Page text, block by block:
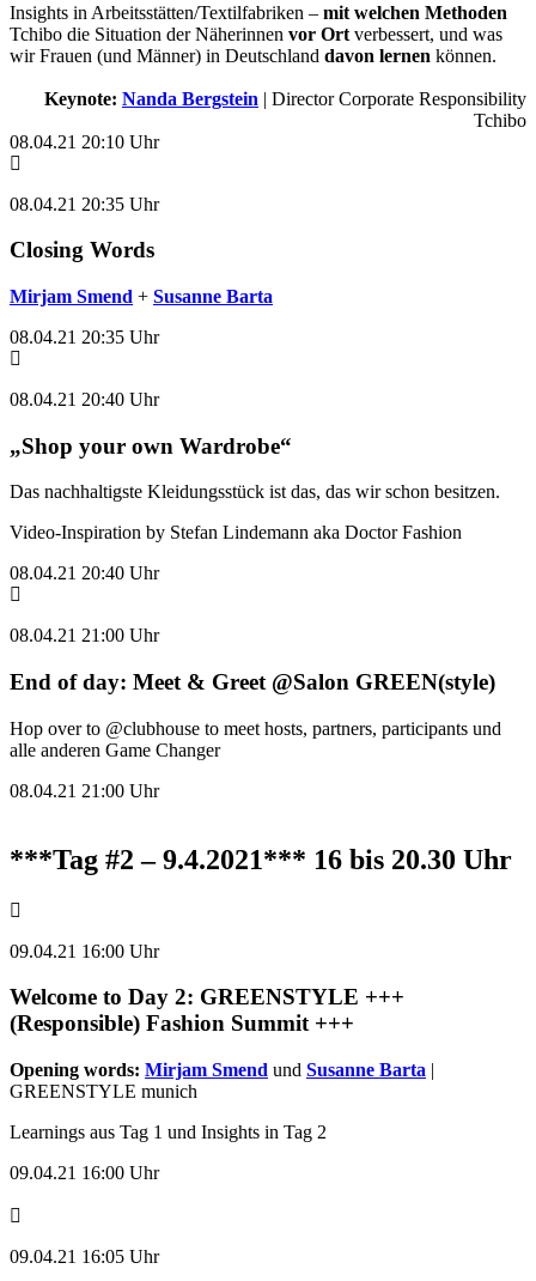
Insights in Arbeitsstätten/Textilfabriken – mit welchen Methoden
Tchibo die Situation der Näherinnen vor Ort verbessert, und was
wir Frauen (und Männer) in Deutschland davon lernen können.
Keynote: Nanda Bergstein | Director Corporate Responsibility
Tchibo
08.04.21 20:10 Uhr
08.04.21 20:35 Uhr
Closing Words
Mirjam Smend + Susanne Barta
08.04.21 20:35 Uhr
08.04.21 20:40 Uhr
„Shop your own Wardrobe“
Das nachhaltigste Kleidungsstück ist das, das wir schon besitzen.
Video-Inspiration by Stefan Lindemann aka Doctor Fashion
08.04.21 20:40 Uhr
08.04.21 21:00 Uhr
End of day: Meet & Greet @Salon GREEN(style)
Hop over to @clubhouse to meet hosts, partners, participants und
alle anderen Game Changer
08.04.21 21:00 Uhr
***Tag #2 – 9.4.2021*** 16 bis 20.30 Uhr
09.04.21 16:00 Uhr
Welcome to Day 2: GREENSTYLE +++
(Responsible) Fashion Summit +++
Opening words: Mirjam Smend und Susanne Barta |
GREENSTYLE munich
Learnings aus Tag 1 und Insights in Tag 2
09.04.21 16:00 Uhr
09.04.21 16:05 Uhr